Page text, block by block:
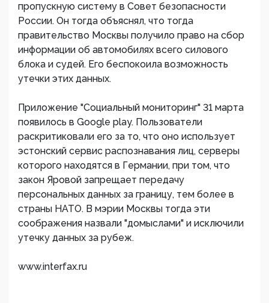
пропускную систему в Совет безопасности
России. Он тогда объяснял, что тогда
правительство Москвы получило право на сбор
информации об автомобилях всего силового
блока и судей. Его беспокоила возможность
утечки этих данных.
Приложение "Социальный мониторинг" 31 марта
появилось в Google play. Пользователи
раскритиковали его за то, что оно использует
эстонский сервис распознавания лиц, серверы
которого находятся в Германии, при том, что
закон Яровой запрещает передачу
персональных данных за границу, тем более в
страны НАТО. В мэрии Москвы тогда эти
соображения назвали "домыслами" и исключили
утечку данных за рубеж.
www.interfax.ru